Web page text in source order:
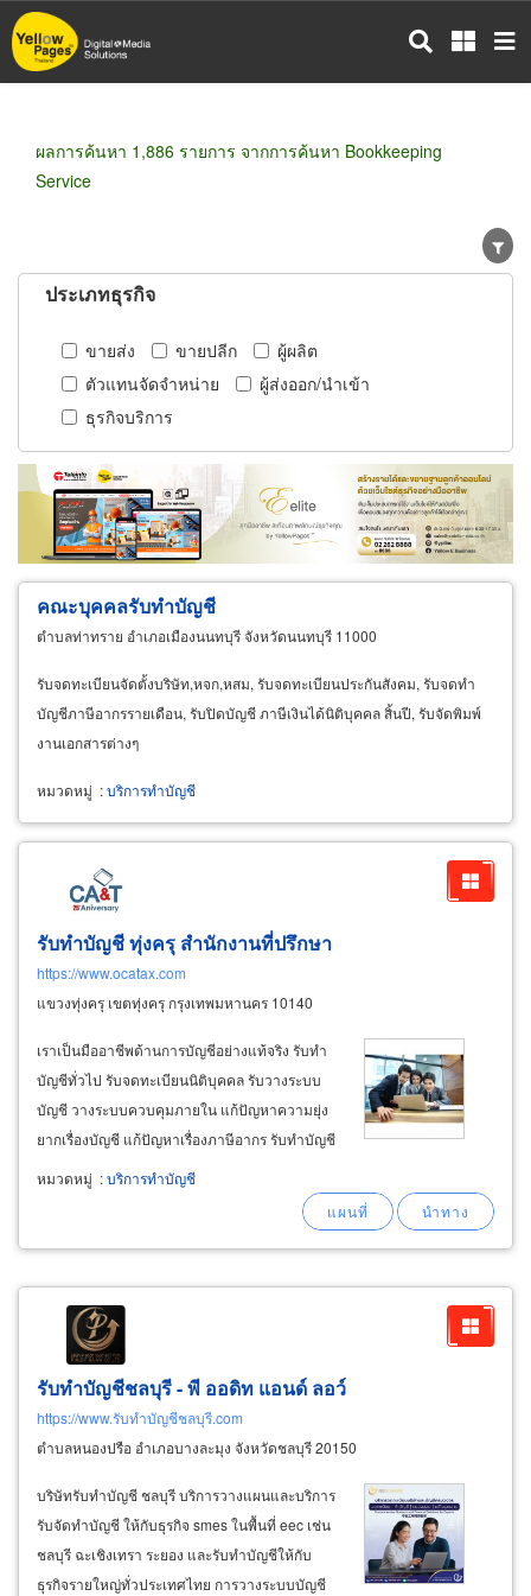
ข้าม
ไป
ผลการค้นหา 1,886 รายการ จากการค้นหา Bookkeeping
Service
ประเภทธุรกิจ
ขายส่ง ขายปลีก
ผู้ผลิต
ตัวแทนจัดจำหน่าย
ผู้ส่งออก/นำเข้า
ธุรกิจบริการ
คณะบุคคลรับทำบัญชี
ตำบลท่าทราย อำเภอเมืองนนทบุรี จังหวัดนนทบุรี 11000
รับจดทะเบียนจัดตั้งบริษัท,หจก,หสม, รับจดทะเบียนประกันสังคม, รับจดทำ
บัญชีภาษีอากรรายเดือน, รับปิดบัญชี ภาษีเงินได้นิติบุคคล สิ้นปี, รับจัดพิมพ์
งานเอกสารต่างๆ
หมวดหมู่ :บริการทำบัญชี
รับทำบัญชี ทุ่งครุ สำนักงานที่ปรึกษา
https://www.ocatax.com
แขวงทุ่งครุ เขตทุ่งครุ กรุงเทพมหานคร 10140
เราเป็นมืออาชีพด้านการบัญชีอย่างแท้จริง รับทำ
บัญชีทั่วไป รับจดทะเบียนนิติบุคคล รับวางระบบ
บัญชี วางระบบควบคุมภายใน แก้ปัญหาความยุ่ง
ยากเรื่องบัญชี แก้ปัญหาเรื่องภาษีอากร รับทำบัญชี
ปรึกษาและบริการด้านกฎหมายภาษีอากร และ
บริการที่เกี่ยวข้องกับการดำเนินธุรกิจแบบครบวงจร
หมวดหมู่ :บริการทำบัญชี
รับทำบัญชีชลบุรี - พี ออดิท แอนด์ ลอว์
https://www.รับทำบัญชีชลบุรี.com
ตำบลหนองปรือ อำเภอบางละมุง จังหวัดชลบุรี 20150
บริษัทรับทำบัญชี ชลบุรี บริการวางแผนและบริการ
รับจัดทำบัญชี ให้กับธุรกิจ smes ในพื้นที่ eec เช่น
ชลบุรี ฉะเชิงเทรา ระยอง และรับทำบัญชีให้กับ
ธุรกิจรายใหญ่ทั่วประเทศไทย การวางระบบบัญชี